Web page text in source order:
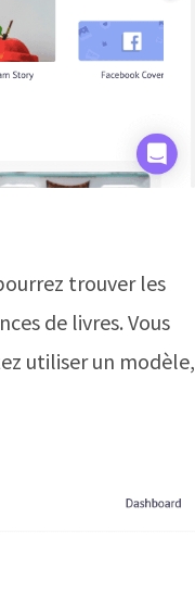
trouver les
de livres. Vous
utiliser un modèle,